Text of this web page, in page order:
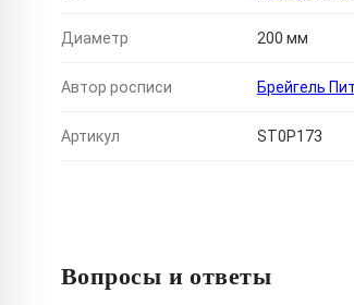
Диаметр 200 мм
Автор росписи Брейгель
Артикул ST0P173
Вопросы и ответы